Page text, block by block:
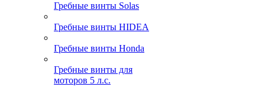
Гребные винты Solas
Гребные винты HIDEA
Гребные винты Honda
Гребные винты для
моторов 5 л.с.